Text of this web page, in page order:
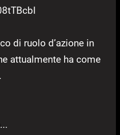
di ruolo d’azione in
attualmente ha come